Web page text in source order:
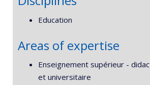
Education
Areas of expertise
Enseignement supérieur -
et universitaire